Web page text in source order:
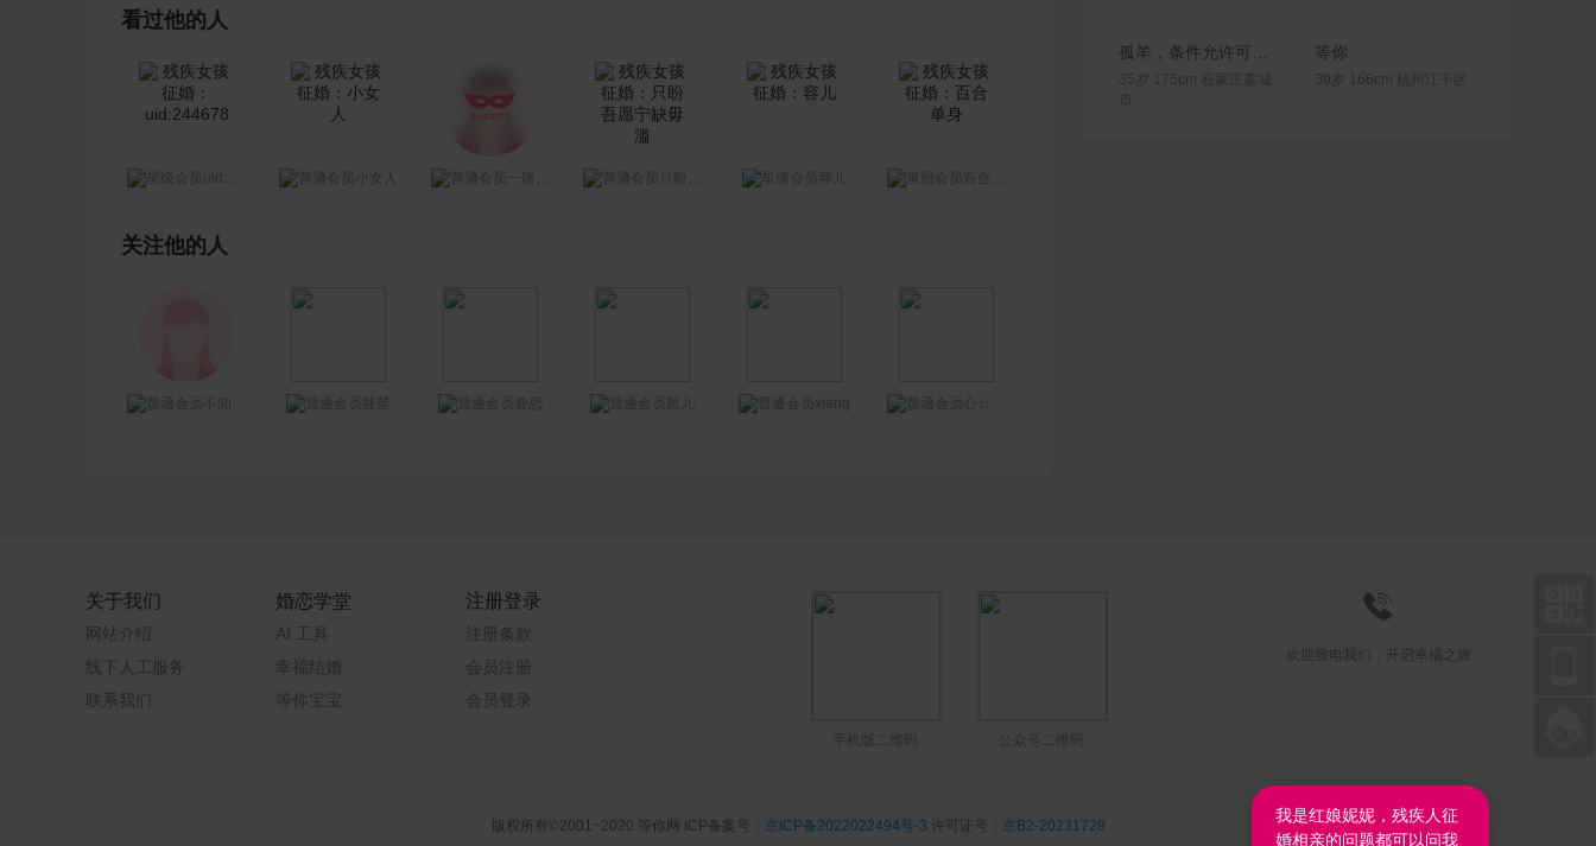
看过他的人
uid:244678 小女人 一路走来 容儿 百合单身
关注他的人
不知叫什么 筱英 茜儿 xiang 心☆~☆明静
联系Ta
35岁 175cm 石家庄藁城
等你
39岁 166cm 杭州江干区
关于我们
网站介绍
线下人工服务
联系我们
婚恋学堂
AI 工具
幸福结婚
等你宝宝
注册登录
注册条款
会员注册
会员登录
手机版二维码 公众号二维码

欢迎致电我们，开启幸福之旅
版权所有©2001~2020 等你网 ICP备案号： 京ICP备2022022494号-3 许可证号： 京B2-20231728
我是红娘妮妮，残疾人征
婚相亲的问题都可以问我